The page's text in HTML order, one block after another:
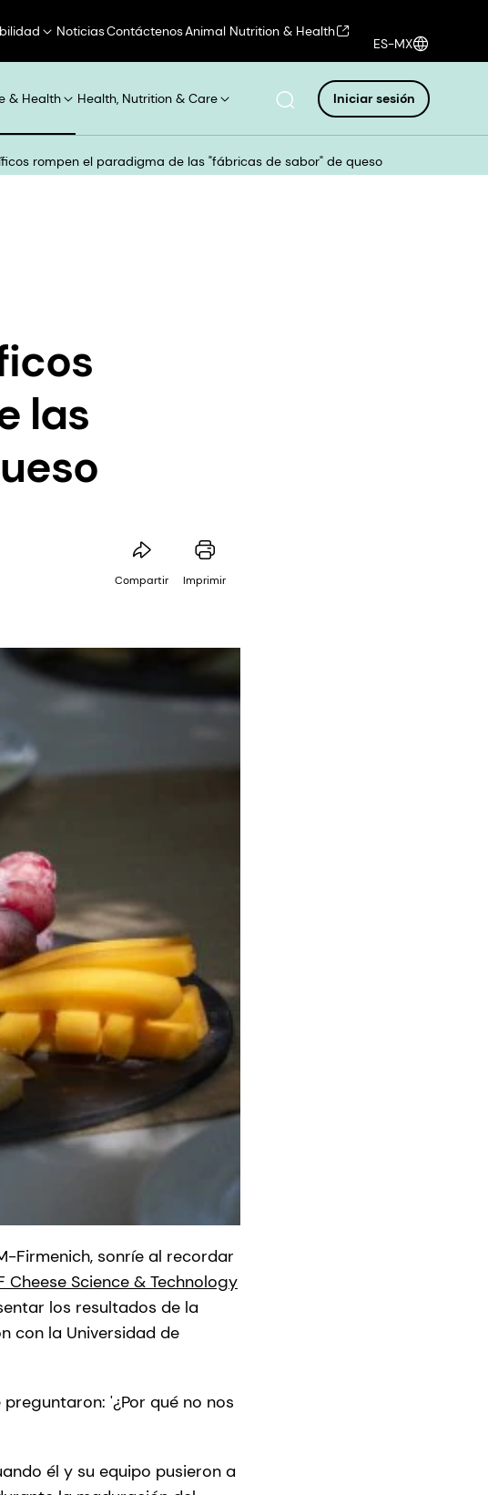
NoticiasContáctenosAnimal Nutrition & Health
ES-MX
& Health Health, Nutrition & Care Iniciar sesión
rompen el paradigma de las "fábricas de sabor" de queso
las
Compartir Imprimir
Firmenich, sonríe al recordar
Cheese Science & Technology
los resultados de la
con la Universidad de
'¿Por qué no nos
él y su equipo pusieron a